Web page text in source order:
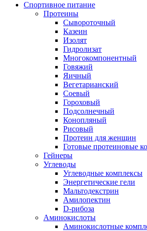
Спортивное питание
Протеины
Сывороточный
Казеин
Изолят
Гидролизат
Многокомпонентный
Говяжий
Яичный
Вегетарианский
Соевый
Гороховый
Подсолнечный
Конопляный
Рисовый
Протеин для женщин
Готовые протеиновые
Гейнеры
Углеводы
Углеводные комплексы
Энергетические гели
Мальтодекстрин
Амилопектин
D-рибоза
Аминокислоты
Аминокислотные